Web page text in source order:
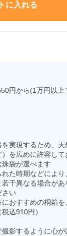
に入れる
円から(1万円以上
実現するため、天
を広めに許容して
袋が選べます
た時期などにより
干異なる場合があ
さい
おすすめの桐箱を
込910円）
影するように心が